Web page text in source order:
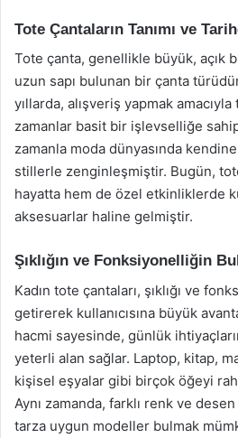
Tote Çantaların Tanımı ve
Tote çanta, genellikle büyük, açık
uzun sapı bulunan bir çanta
yıllarda, alışveriş yapmak amacıyla
zamanlar basit bir işlevselliğe
zamanla moda dünyasında
stillerle zenginleşmiştir. Bugün,
hayatta hem de özel etkinliklerde
aksesuarlar haline gelmiştir.
Şıklığın ve Fonksiyonelliğin
Kadın tote çantaları, şıklığı ve
getirerek kullanıcısına büyük
hacmi sayesinde, günlük
yeterli alan sağlar. Laptop, kitap,
kişisel eşyalar gibi birçok öğeyi
Aynı zamanda, farklı renk ve
tarza uygun modeller bulmak